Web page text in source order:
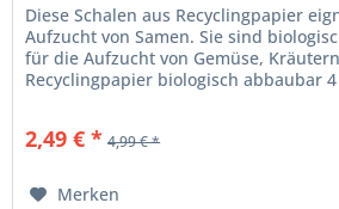
Diese Schalen aus Recyclingpapier
Aufzucht von Samen. Sie sind
für die Aufzucht von Gemüse,
Recyclingpapier biologisch abbaubar
2,49 € * 4,99 € *
Merken